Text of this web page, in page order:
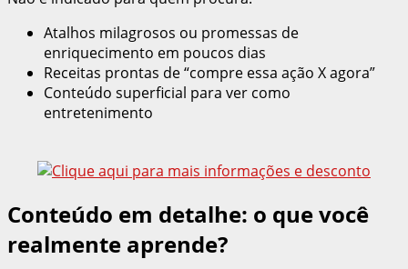
Atalhos milagrosos ou promessas de
enriquecimento em poucos dias
Receitas prontas de “compre essa ação X agora”
Conteúdo superficial para ver como
entretenimento
Conteúdo em detalhe: o que você
realmente aprende?